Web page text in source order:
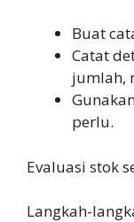
Buat
Catat
jumlah,
perlu.
Evaluasi stok
Langkah-